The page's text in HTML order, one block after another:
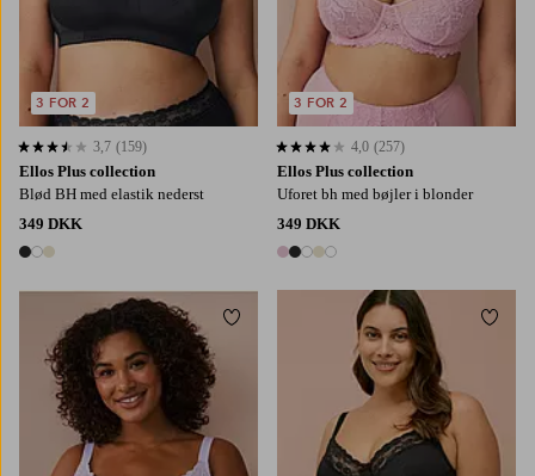
Ellos Plus collection
Blød BH med elastik nederst
349 DKK
3 farver
3,7 baseret på 159 bedømmelser
3,7 (159)
3 FOR 2
Ellos Plus collection
Uforet bh med bøjler i blonder
349 DKK
5 farver
4,0 baseret på 257 bedømmelser
4,0 (257)
3 FOR 2
Tilføj til favoritter